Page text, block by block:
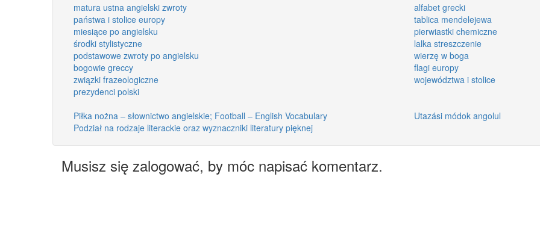
matura ustna angielski zwroty
alfabet grecki
państwa i stolice europy
tablica mendelejewa
miesiące po angielsku
pierwiastki chemiczne
środki stylistyczne
lalka streszczenie
podstawowe zwroty po angielsku
wierzę w boga
bogowie greccy
flagi europy
związki frazeologiczne
województwa i stolice
prezydenci polski
Piłka nożna – słownictwo angielskie; Football – English Vocabulary
Utazási módok angolul
Podział na rodzaje literackie oraz wyznaczniki literatury pięknej
Musisz się zalogować, by móc napisać komentarz.